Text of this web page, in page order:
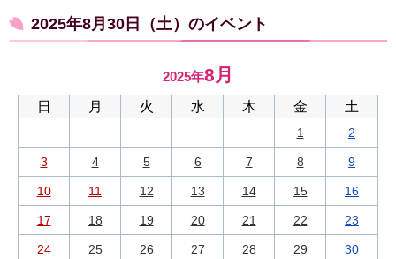
2025年8月30日（土）のイベント
2025年8月
日 月 火 水 木 金 土
1 2
3 4 5 6 7 8 9
10 11 12 13 14 15 16
17 18 19 20 21 22 23
24 25 26 27 28 29 30